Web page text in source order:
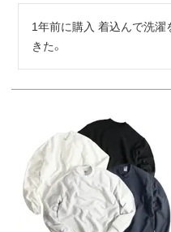
1年前に購入 着込んで洗
きた。